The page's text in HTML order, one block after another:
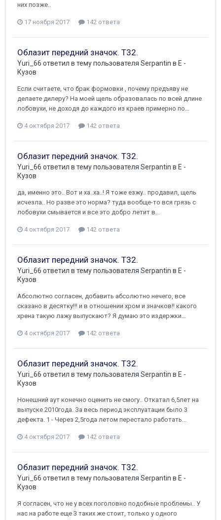
них позже..
17 ноября 2017 142 ответа
Облазит передний значок. Т32.
Yuri_66 ответил в тему пользователя Serpantin в E -
Кузов
Если считаете, что брак формовки , почему предъяву не
делаете дилеру? На моей щель образовалась по всей длине
лобовухи, не доходя до каждого из краев примерно по...
4 октября 2017 142 ответа
Облазит передний значок. Т32.
Yuri_66 ответил в тему пользователя Serpantin в E -
Кузов
да, именно это.. Вот и ха..ха..! Я тоже езжу.. продавил, щель
исчезла.. Но разве это норма? туда вообще-то вся грязь с
лобовухи смывается и все это добро летит в...
4 октября 2017 142 ответа
Облазит передний значок. Т32.
Yuri_66 ответил в тему пользователя Serpantin в E -
Кузов
Абсолютно согласен, добавить абсолютно нечего, все
сказано в десятку!!! и в отношении хром и значков!! какого
хрена такую лажу выпускают? Я думаю это издержки...
4 октября 2017 142 ответа
Облазит передний значок. Т32.
Yuri_66 ответил в тему пользователя Serpantin в E -
Кузов
Нонешний аут конечно оценить не смогу.. Откатал 6,5лет на
выпуске 2010года. За весь период эксплуатации было 3
дефекта. 1 - Через 2,5года летом перестало работать...
4 октября 2017 142 ответа
Облазит передний значок. Т32.
Yuri_66 ответил в тему пользователя Serpantin в E -
Кузов
Я согласен, что не у всех поголовно подобные проблемы.. У
нас на работе еще 3 таких же стоит, только у одного